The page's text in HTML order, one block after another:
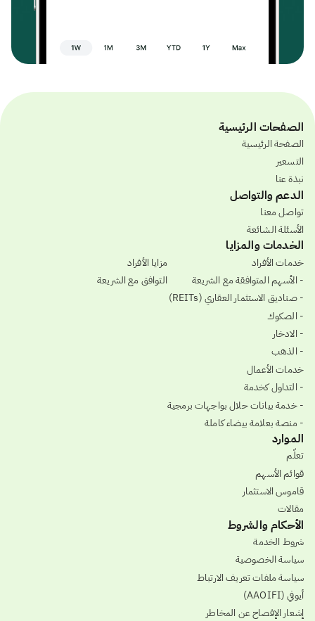
الصفحات الرئيسية
الصفحة الرئيسية
التسعير
نبذة عنا
الدعم والتواصل
تواصل معنا
الأسئلة الشائعة
الخدمات والمزايا
خدمات الأفراد
- الأسهم المتوافقة مع الشريعة
- صناديق الاستثمار العقاري (REITs)
- الصكوك
- الادخار
- الذهب
خدمات الأعمال
- التداول كخدمة
- خدمة بيانات حلال بواجهات برمجية
- منصة بعلامة بيضاء كاملة
مزايا الأفراد
التوافق مع الشريعة
الموارد
تعلّم
قوائم الأسهم
قاموس الاستثمار
مقالات
الأحكام والشروط
شروط الخدمة
سياسة الخصوصية
سياسة ملفات تعريف الارتباط
أيوفي (AAOIFI)
إشعار الإفصاح عن المخاطر